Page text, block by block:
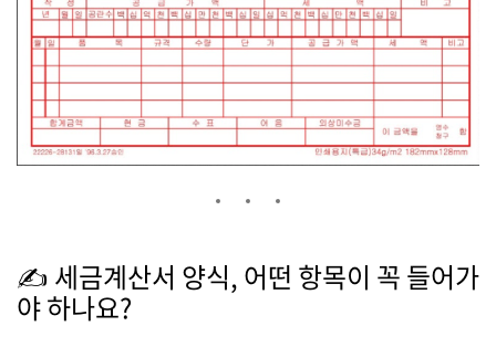
✍️ 세금계산서 양식, 어떤 항목이 꼭 들어가
야 하나요?